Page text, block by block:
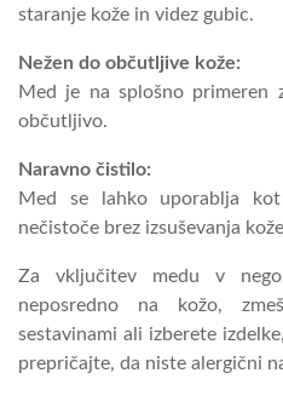
staranje kože in videz gubic.
Nežen do občutljive kože:
Med je na splošno primeren
občutljivo.
Naravno čistilo:
Med se lahko uporablja
nečistoče brez izsuševanja
Za vključitev medu v
neposredno na kožo,
sestavinami ali izberete
prepričajte, da niste alergični